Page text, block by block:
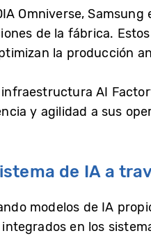
Omniverse,
de la fábrica.
la producción
AI
y agilidad a sus
de IA a
modelos de IA
en los